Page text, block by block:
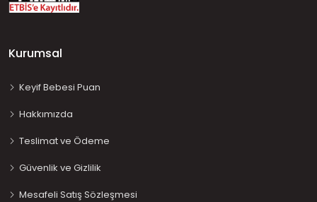
Kurumsal
Keyif Bebesi Puan
Hakkımızda
Teslimat ve Ödeme
Güvenlik ve Gizlilik
Mesafeli Satış Sözleşmesi